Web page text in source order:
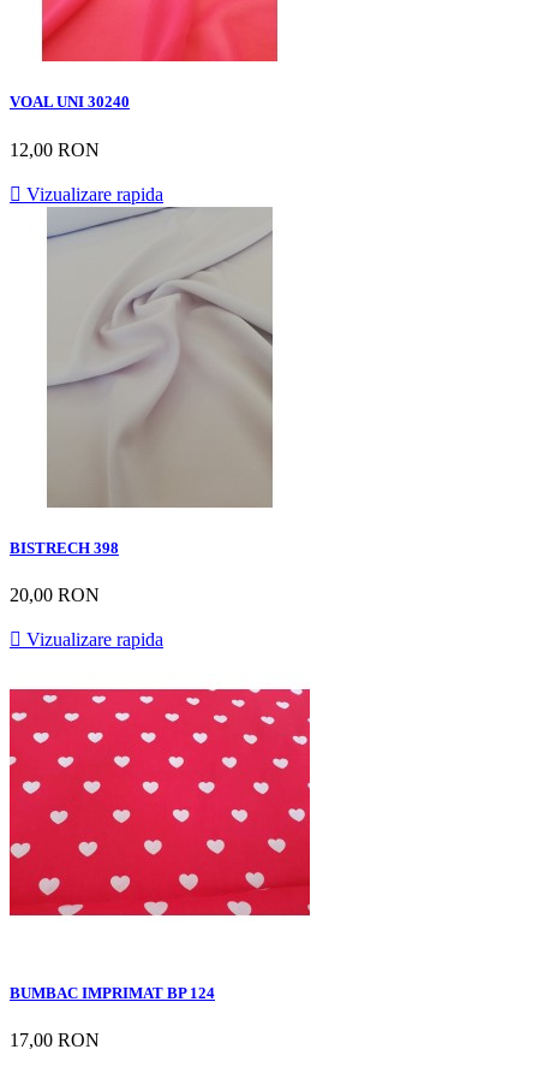
VOAL UNI 30240
12,00 RON
 Vizualizare rapida
BISTRECH 398
20,00 RON
 Vizualizare rapida
BUMBAC IMPRIMAT BP 124
17,00 RON